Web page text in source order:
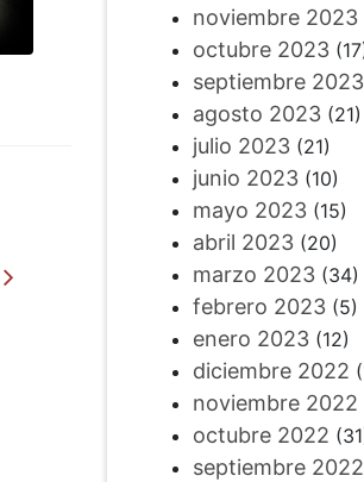
noviembre 2023
octubre 2023
septiembre 2023
agosto 2023(21)
julio 2023(21)
junio 2023(10)
mayo 2023(15)
abril 2023(20)
marzo 2023(34)
febrero 2023(5)
enero 2023(12)
diciembre 2022
noviembre 2022
octubre 2022
septiembre 2022